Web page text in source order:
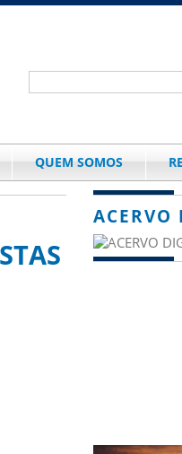
QUEM SOMOS
ACERVO